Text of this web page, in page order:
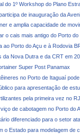
do 1º Workshop do Plano
de inauguração da
e amplia capacidade de
o cais mais antigo do Porto
ao Porto do Açu e à Rodovia
da Nova Dutra e da CRT em
Super Post Panamax
no Porto de Itaguaí
para apresentação de
pela primeira vez no RJ
de cabotagem no Porto do
diferenciado para o setor
o Estado para modelagem de